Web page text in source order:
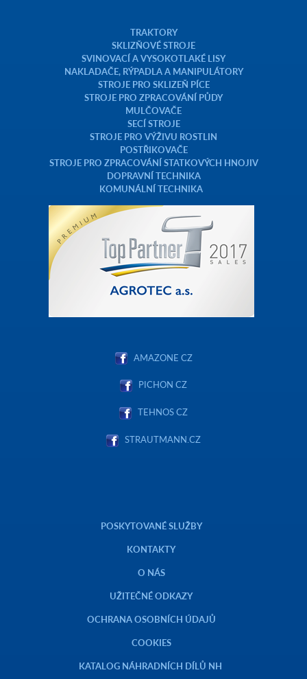
TRAKTORY
SKLIZŇOVÉ STROJE
SVINOVACÍ A VYSOKOTLAKÉ LISY
NAKLADAČE, RÝPADLA A MANIPULÁTORY
STROJE PRO SKLIZEŇ PÍCE
STROJE PRO ZPRACOVÁNÍ PŮDY
MULČOVAČE
SECÍ STROJE
STROJE PRO VÝŽIVU ROSTLIN
POSTŘIKOVAČE
STROJE PRO ZPRACOVÁNÍ STATKOVÝCH HNOJIV
DOPRAVNÍ TECHNIKA
KOMUNÁLNÍ TECHNIKA
AMAZONE CZ
PICHON CZ
TEHNOS CZ
STRAUTMANN.CZ
POSKYTOVANÉ SLUŽBY
KONTAKTY
O NÁS
UŽITEČNÉ ODKAZY
OCHRANA OSOBNÍCH ÚDAJŮ
COOKIES
KATALOG NÁHRADNÍCH DÍLŮ NH